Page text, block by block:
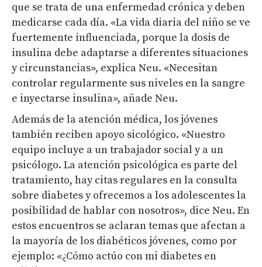
que se trata de una enfermedad crónica y deben
medicarse cada día. «La vida diaria del niño se ve
fuertemente influenciada, porque la dosis de
insulina debe adaptarse a diferentes situaciones
y circunstancias», explica Neu. «Necesitan
controlar regularmente sus niveles en la sangre
e inyectarse insulina», añade Neu.
Además de la atención médica, los jóvenes
también reciben apoyo sicológico. «Nuestro
equipo incluye a un trabajador social y a un
psicólogo. La atención psicológica es parte del
tratamiento, hay citas regulares en la consulta
sobre diabetes y ofrecemos a los adolescentes la
posibilidad de hablar con nosotros», dice Neu. En
estos encuentros se aclaran temas que afectan a
la mayoría de los diabéticos jóvenes, como por
ejemplo: «¿Cómo actúo con mi diabetes en